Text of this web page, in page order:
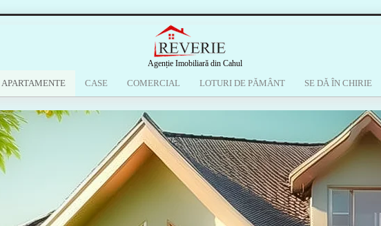
Agenție Imobiliară din Cahul
APARTAMENTE CASE COMERCIAL LOTURI DE PĂMÂNT SE DĂ ÎN CHIRIE